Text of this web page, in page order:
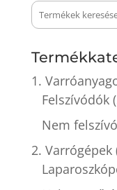
Keresés
a
következőre:
1.
Felszívódók
Nem
2. Varrógépek